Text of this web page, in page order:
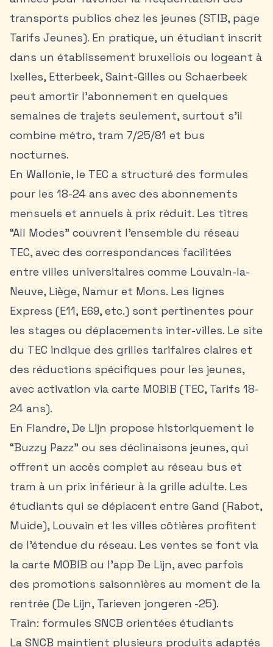
transports publics chez les jeunes (STIB, page
Tarifs Jeunes). En pratique, un étudiant inscrit
dans un établissement bruxellois ou logeant à
Ixelles, Etterbeek, Saint-Gilles ou Schaerbeek
peut amortir l’abonnement en quelques
semaines de trajets seulement, surtout s’il
combine métro, tram 7/25/81 et bus
nocturnes.
En Wallonie, le TEC a structuré des formules
pour les 18-24 ans avec des abonnements
mensuels et annuels à prix réduit. Les titres
“All Modes” couvrent l’ensemble du réseau
TEC, avec des correspondances facilitées
entre villes universitaires comme Louvain-la-
Neuve, Liège, Namur et Mons. Les lignes
Express (E11, E69, etc.) sont pertinentes pour
les stages ou déplacements inter-villes. Le site
du TEC indique des grilles tarifaires claires et
des réductions spécifiques pour les jeunes,
avec activation via carte MOBIB (TEC, Tarifs 18-
24 ans).
En Flandre, De Lijn propose historiquement le
“Buzzy Pazz” ou ses déclinaisons jeunes, qui
offrent un accès complet au réseau bus et
tram à un prix inférieur à la grille adulte. Les
étudiants qui se déplacent entre Gand (Rabot,
Muide), Louvain et les villes côtières profitent
de l’étendue du réseau. Les ventes se font via
la carte MOBIB ou l’app De Lijn, avec parfois
des promotions saisonnières au moment de la
rentrée (De Lijn, Tarieven jongeren -25).
Train: formules SNCB orientées étudiants
La SNCB maintient plusieurs produits adaptés